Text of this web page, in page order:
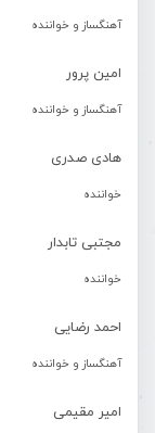
آهنگساز و خواننده
امین پرور
آهنگساز و خواننده
هادی صدری
خواننده
مجتبی تابدار
خواننده
احمد رضایی
آهنگساز و خواننده
امیر مقیمی